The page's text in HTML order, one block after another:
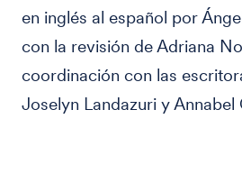
en inglés al español por
con la revisión de Adriana
coordinación con las
Joselyn Landazuri y Annabel